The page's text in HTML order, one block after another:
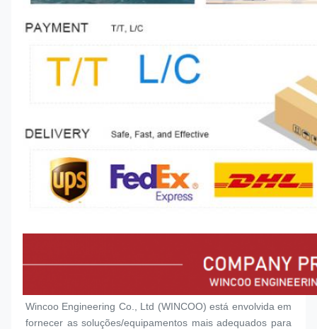
Wincoo Engineering Co., Ltd (WINCOO) está envolvida em
fornecer as soluções/equipamentos mais adequados para